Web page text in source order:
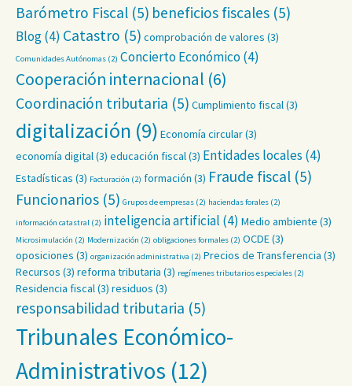
Barómetro Fiscal (5) beneficios fiscales (5)
Blog(4) Catastro (5) comprobación de valores (3)
Comunidades Autónomas (2) Concierto Económico(4)
Cooperación internacional (6)
Coordinación tributaria (5) Cumplimiento fiscal(3)
digitalización (9) Economía circular(3)
economía digital(3) educación fiscal(3) Entidades locales (4)
Estadísticas (3) Facturación (2) formación (3) Fraude fiscal (5)
Funcionarios (5) Grupos de empresas (2) haciendas forales (2)
información catastral (2) inteligencia artificial (4) Medio ambiente (3)
Microsimulación (2) Modernización (2) obligaciones formales (2) OCDE(3)
oposiciones (3) organización administrativa (2) Precios de Transferencia (3)
Recursos (3) reforma tributaria (3) regímenes tributarios especiales (2)
Residencia fiscal(3) residuos (3)
responsabilidad tributaria (5)
Tribunales Económico-
Administrativos (12)